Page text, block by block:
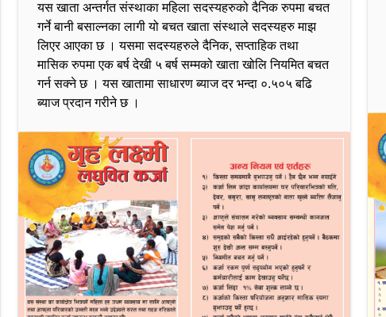
यस खाता अन्तर्गत संस्थाका महिला सदस्यहरुको दैनिक रुपमा बचत
गर्ने बानी बसाल्नका लागी यो बचत खाता संस्थाले सदस्यहरु माझ
लिएर आएका छ । यसमा सदस्यहरुले दैनिक, सप्ताहिक तथा
मासिक रुपमा एक बर्ष देखी ५ बर्ष सम्मको खाता खोलि नियमित बचत
गर्न सक्ने छ । यस खातामा साधारण ब्याज दर भन्दा ०.५०५ बढि
ब्याज प्रदान गरीने छ ।